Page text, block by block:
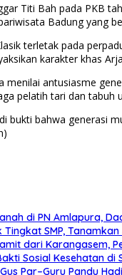
Titi Bah pada PKB
Badung yang
terletak pada
karakter khas
menilai antusiasme
pelatih tari dan tabuh
bukti bahwa generasi
di PN Amlapura,
SMP,
dari Karangasem,
Sosial Kesehatan
Par–Guru Pandu